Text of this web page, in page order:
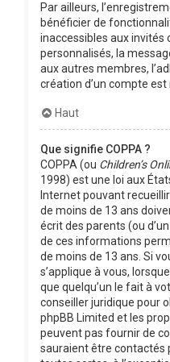
Par ailleurs,
bénéficier de
inaccessibles aux invités
personnalisés, la
aux autres membres,
création d’un compte
Haut
Que signifie COPPA ?
COPPA (ou Children’s
1998) est une loi aux
Internet pouvant
de moins de 13 ans
écrit des parents (ou
de ces informations
de moins de 13 ans. Si
s’applique à vous,
que quelqu’un le fait à
conseiller juridique pour
phpBB Limited et les
peuvent pas fournir de
sauraient être contactés